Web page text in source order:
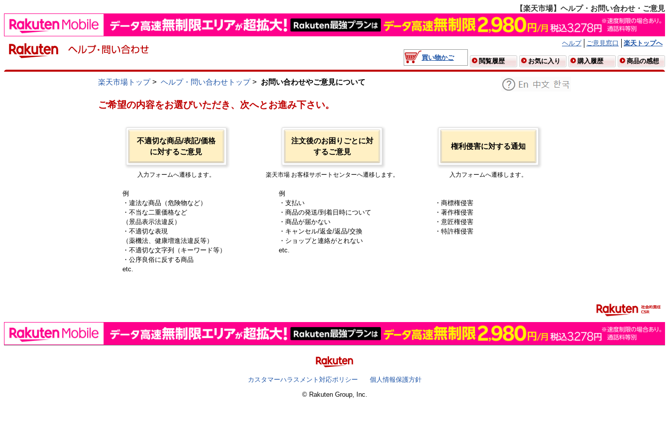
【楽天市場】ヘルプ・お問い合わせ・ご意見
ヘルプ ご意見窓口
楽天トップへ
買い物かご
閲覧履歴 お気に入り 購入履歴 商品の感想
楽天市場トップ> ヘルプ・問い合わせトップ> お問い合わせやご意見について
ご希望の内容をお選びいただき、次へとお進み下さい。
不適切な商品/表記/価格
に対するご意見
入力フォームへ遷移します。
例
・違法な商品（危険物など）
・不当な二重価格など
（景品表示法違反）
・不適切な表現
（薬機法、健康増進法違反等）
・不適切な文字列（キーワード等）
・公序良俗に反する商品
etc.
注文後のお困りごとに対
するご意見
楽天市場 お客様サポートセンターへ遷移します。
例
・支払い
・商品の発送/到着日時について
・商品が届かない
・キャンセル/返金/返品/交換
・ショップと連絡がとれない
etc.
権利侵害に対する通知
入力フォームへ遷移します。
・商標権侵害
・著作権侵害
・意匠権侵害
・特許権侵害
カスタマーハラスメント対応ポリシー
個人情報保護方針
© Rakuten Group, Inc.